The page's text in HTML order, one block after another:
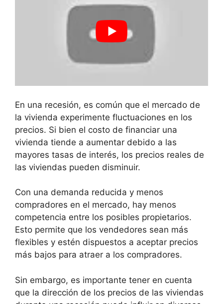
En una recesión, es común que el mercado de
la vivienda experimente fluctuaciones en los
precios. Si bien el costo de financiar una
vivienda tiende a aumentar debido a las
mayores tasas de interés, los precios reales de
las viviendas pueden disminuir.
Con una demanda reducida y menos
compradores en el mercado, hay menos
competencia entre los posibles propietarios.
Esto permite que los vendedores sean más
flexibles y estén dispuestos a aceptar precios
más bajos para atraer a los compradores.
Sin embargo, es importante tener en cuenta
que la dirección de los precios de las viviendas